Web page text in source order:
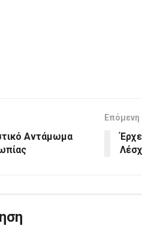
Αντάμωμα
Επόμενη